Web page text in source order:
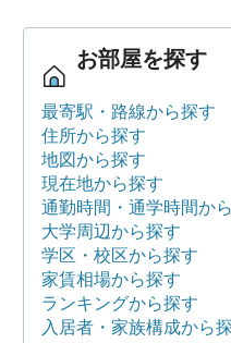
お部屋を探す
最寄駅・路線から探す
住所から探す
地図から探す
現在地から探す
通勤時間・通学時間か
大学周辺から探す
学区・校区から探す
家賃相場から探す
ランキングから探す
入居者・家族構成から